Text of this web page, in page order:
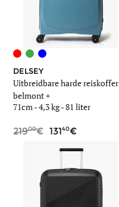
DELSEY
Uitbreidbare harde reiskoffer
belmont +
71cm -4,3 kg-81 liter
21900 13140